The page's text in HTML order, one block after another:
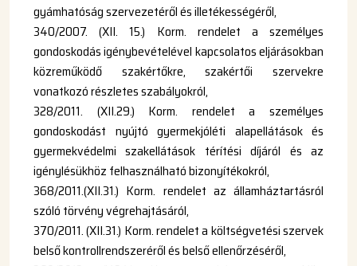
gyámhatóság szervezetéről és illetékességéről,
340/2007. (XII. 15.) Korm. rendelet a személyes
gondoskodás igénybevételével kapcsolatos eljárásokban
közreműködő szakértőkre, szakértői szervekre
vonatkozó részletes szabályokról,
328/2011. (XII.29.) Korm. rendelet a személyes
gondoskodást nyújtó gyermekjóléti alapellátások és
gyermekvédelmi szakellátások térítési díjáról és az
igénylésükhöz felhasználható bizonyítékokról,
368/2011.(XII.31.) Korm. rendelet az államháztartásról
szóló törvény végrehajtásáról,
370/2011. (XII.31.) Korm. rendelet a költségvetési szervek
belső kontrollrendszeréről és belső ellenőrzéséről,